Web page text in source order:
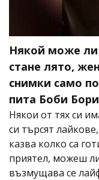
Някой може
стане лято,
снимки само
пита Боби
Някои от тях си
си търсят
казва колко са
приятел, можеш
възмущава се